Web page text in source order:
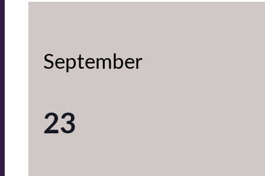
September
23